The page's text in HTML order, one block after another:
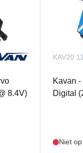
8.4V)
Kavan
Digital
Niet